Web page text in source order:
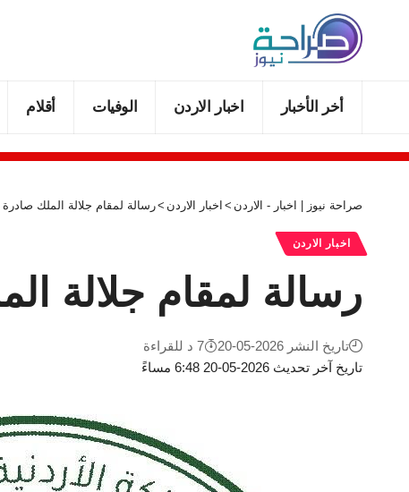
أخر الأخبار اخبار الاردن الوفيات أقلام
صراحة نيوز | اخبار - الاردن > اخبار الاردن >رسالة لمقام جلالة الملك
اخبار الاردن
رسالة لمقام جلالة
تاريخ آخر تحديث 2026-05-20 6:48 مساءً
تاريخ النشر 2026-05-20 7 د للقراءة